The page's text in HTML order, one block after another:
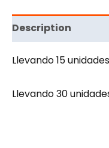
Description
Llevando 15
Llevando 30